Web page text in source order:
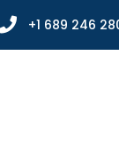
+1 689 246